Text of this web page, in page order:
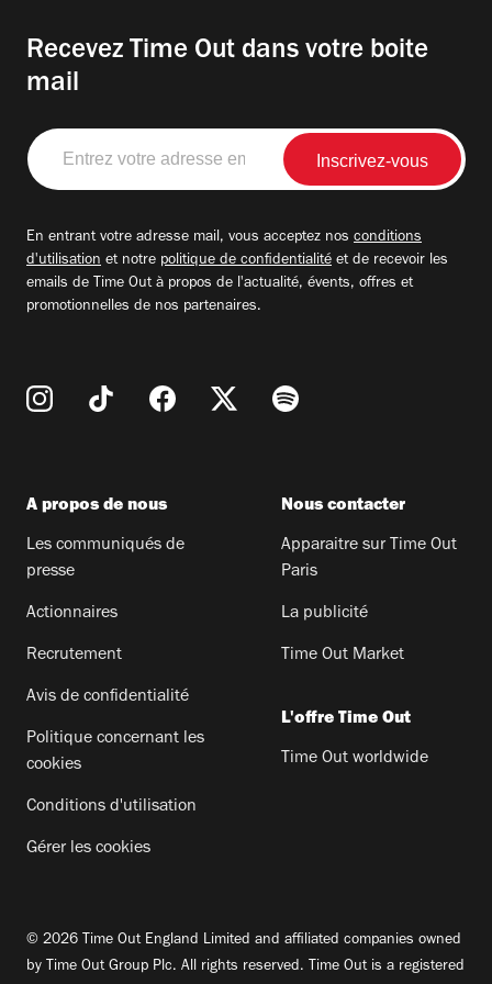
Recevez Time Out dans votre boite
mail
Entrez
votre
adresse
En entrant votre adresse mail, vous acceptez nos conditions
d'utilisation et notre politique de confidentialité et de recevoir les
emails de Time Out à propos de l'actualité, évents, offres et
promotionnelles de nos partenaires.
A propos de nous
Les communiqués de
presse
Actionnaires
Recrutement
Avis de confidentialité
Politique concernant les
cookies
Conditions d'utilisation
Gérer les cookies
Nous contacter
Apparaitre sur Time Out
Paris
La publicité
Time Out Market
L'offre Time Out
Time Out worldwide
© 2026 Time Out England Limited and affiliated companies owned
by Time Out Group Plc. All rights reserved. Time Out is a registered